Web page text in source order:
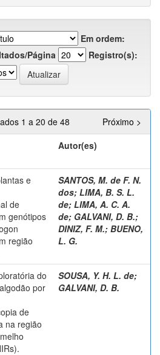
Em ordem:
Página
Registro(s):
1 a 20 de 48
Próximo >
Autor(es)
e
de
genótipos
região
SANTOS, M. de F. N.
dos; LIMA, B. S. L.
de; LIMA, A. C. A.
de; GALVANI, D. B.;
DINIZ, F. M.; BUENO,
L. G.
do
por
de
na região
SOUSA, Y. H. L. de;
GALVANI, D. B.